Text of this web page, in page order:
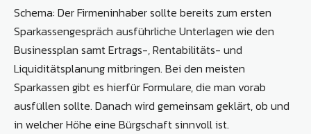
Schema: Der Firmeninhaber sollte bereits zum ersten
Sparkassengespräch ausführliche Unterlagen wie den
Businessplan samt Ertrags-, Rentabilitäts- und
Liquiditätsplanung mitbringen. Bei den meisten
Sparkassen gibt es hierfür Formulare, die man vorab
ausfüllen sollte. Danach wird gemeinsam geklärt, ob und
in welcher Höhe eine Bürgschaft sinnvoll ist.